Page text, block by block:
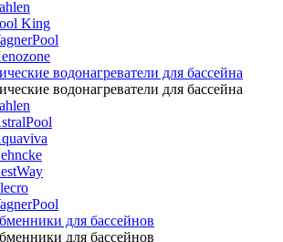
King
водонагреватели для бассейна
водонагреватели для бассейна
для бассейнов
для бассейнов